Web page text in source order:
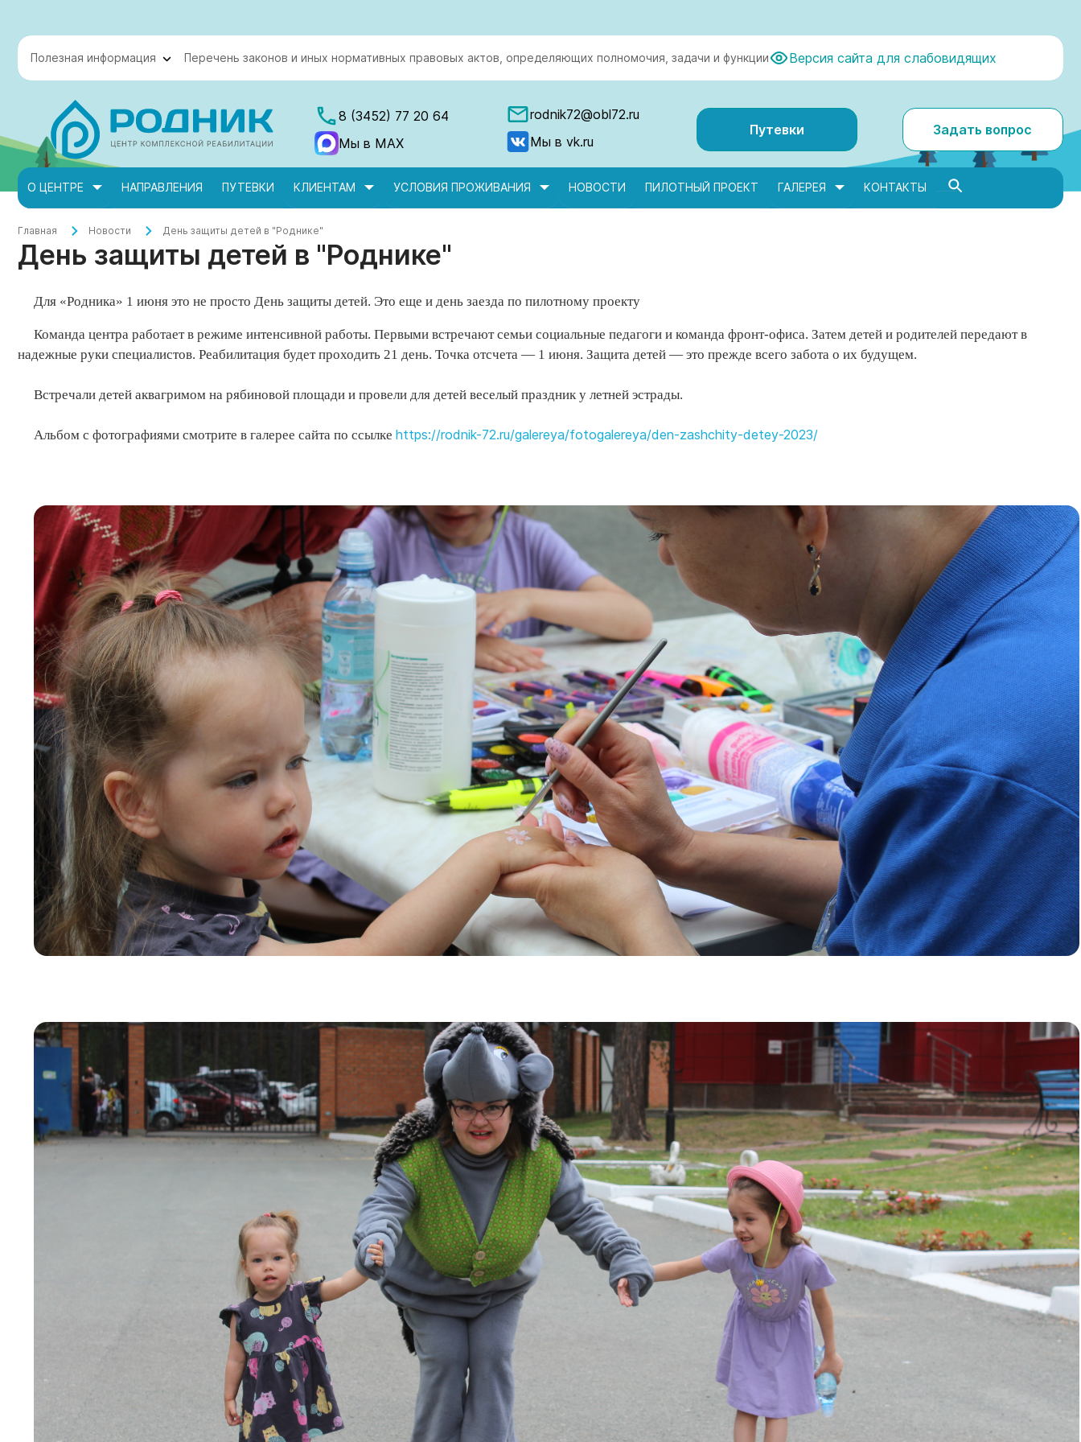
Полезная информация Перечень законов и иных нормативных правовых актов, определяющих полномочия, задачи и функции Версия сайта для слабовидящих
8 (3452) 77 20 64
Мы в MAX
rodnik72@obl72.ru
Мы в vk.ru
Путевки Задать вопрос
О ЦЕНТРЕ НАПРАВЛЕНИЯ ПУТЕВКИ КЛИЕНТАМ УСЛОВИЯ ПРОЖИВАНИЯ НОВОСТИ ПИЛОТНЫЙ ПРОЕКТ ГАЛЕРЕЯ КОНТАКТЫ
Главная Новости День защиты детей в "Роднике"
День защиты детей в "Роднике"
Для «Родника» 1 июня это не просто День защиты детей. Это еще и день заезда по пилотному проекту
Команда центра работает в режиме интенсивной работы. Первыми встречают семьи социальные педагоги и команда фронт-офиса. Затем детей и родителей передают в
надежные руки специалистов. Реабилитация будет проходить 21 день. Точка отсчета — 1 июня. Защита детей — это прежде всего забота о их будущем.
Встречали детей аквагримом на рябиновой площади и провели для детей веселый праздник у летней эстрады.
Альбом с фотографиями смотрите в галерее сайта по ссылке https://rodnik-72.ru/galereya/fotogalereya/den-zashchity-detey-2023/